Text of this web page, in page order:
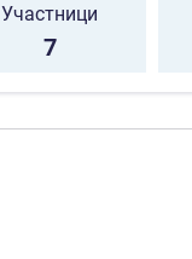
Участници
7